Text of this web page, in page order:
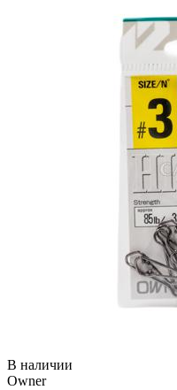
В наличии
Owner